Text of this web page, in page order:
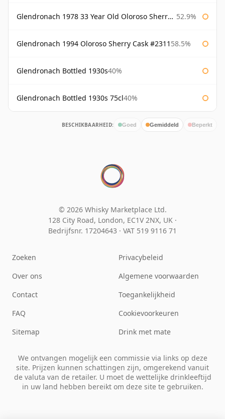
Glendronach 1978 33 Year Old Oloroso Sherry Cask #1068 52.9%
Glendronach 1994 Oloroso Sherry Cask #2311 58.5%
Glendronach Bottled 1930s40%
Glendronach Bottled 1930s 75cl40%
BESCHIKBAARHEID: Goed Gemiddeld Beperkt
© 2026 Whisky Marketplace Ltd.
128 City Road, London, EC1V 2NX, UK ·
Bedrijfsnr. 17204643 · VAT 519 9116 71
Zoeken
Over ons
Contact
FAQ
Sitemap
Privacybeleid
Algemene voorwaarden
Toegankelijkheid
Cookievoorkeuren
Drink met mate
We ontvangen mogelijk een commissie via links op deze
site. Prijzen kunnen schattingen zijn, omgerekend vanuit
de valuta van de retailer. U moet de wettelijke drinkleeftijd
in uw land hebben bereikt om deze site te gebruiken.